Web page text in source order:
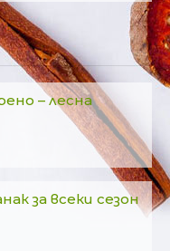
– лесна
за всеки сезон